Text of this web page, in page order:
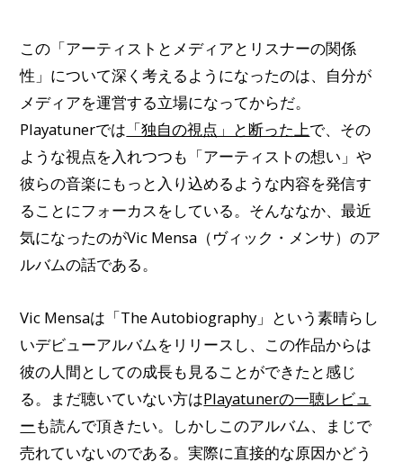
この「アーティストとメディアとリスナーの関係
性」について深く考えるようになったのは、自分が
メディアを運営する立場になってからだ。
Playatunerでは 「独自の視点」と断った上で、その
ような視点を入れつつも「アーティストの想い」や
彼らの音楽にもっと入り込めるような内容を発信す
ることにフォーカスをしている。そんななか、最近
気になったのがVic Mensa（ヴィック・メンサ）のア
ルバムの話である。
Vic Mensaは「The Autobiography」という素晴らし
いデビューアルバムをリリースし、この作品からは
彼の人間としての成長も見ることができたと感じ
る。まだ聴いていない方はPlayatunerの一聴レビュ
ーも読んで頂きたい。しかしこのアルバム、まじで
売れていないのである。実際に直接的な原因かどう